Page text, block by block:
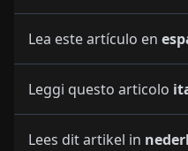
Lea este artículo en
Leggi questo articolo
Lees dit artikel in